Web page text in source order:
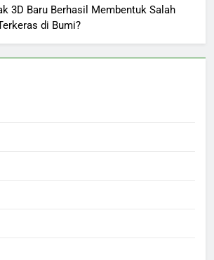
3D Baru Berhasil Membentuk Salah
di Bumi?